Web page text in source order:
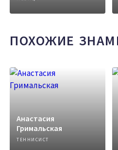
ПОХОЖИЕ
Анастасия
Гримальская
ТЕННИСИСТ